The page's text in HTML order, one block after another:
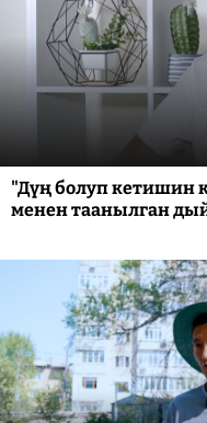
"Дүң болуп кетишин
менен таанылган